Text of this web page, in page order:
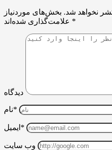
نخواهد شد. بخش‌های موردنیاز
*
دیدگاه
نام*
ایمیل*
وب سایت